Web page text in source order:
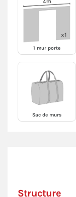
1 mur porte
Sac de murs
Structure